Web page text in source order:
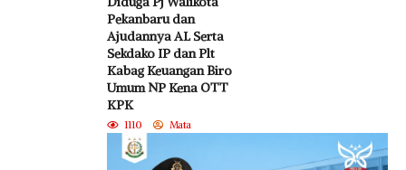
Pekanbaru dan
Ajudannya AL Serta
Sekdako IP dan Plt
Kabag Keuangan Biro
Umum NP Kena OTT
KPK
1110 Mata